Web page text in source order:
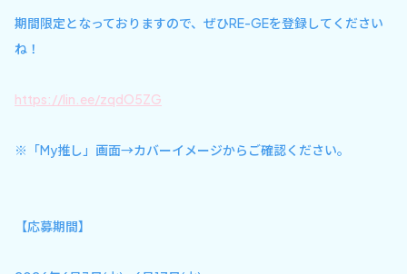
期間限定となっておりますので、ぜひRE-GEを登録してください
ね！
https://lin.ee/zqdO5ZG
※「My推し」画面→カバーイメージからご確認ください。
【応募期間】